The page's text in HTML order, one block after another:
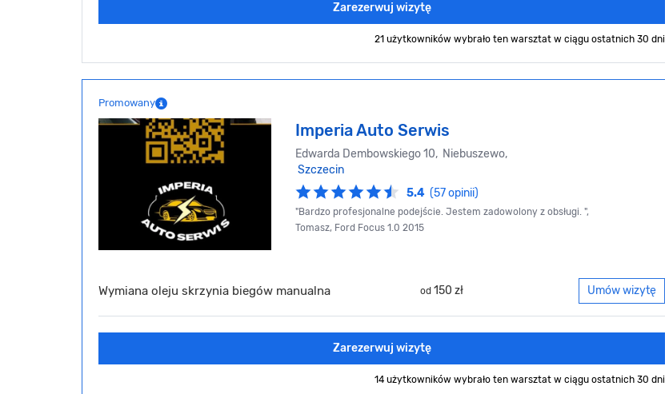
Zarezerwuj wizytę
21 użytkowników wybrało ten warsztat w ciągu ostatnich 30 dni
Promowany
Imperia Auto Serwis
Edwarda Dembowskiego 10, Niebuszewo,
Szczecin
5.4 (57 opinii)
"Bardzo profesjonalne podejście. Jestem zadowolony z obsługi. ",
Tomasz, Ford Focus 1.0 2015
Wymiana oleju skrzynia biegów manualna od 150 zł Umów wizytę
Zarezerwuj wizytę
14 użytkowników wybrało ten warsztat w ciągu ostatnich 30 dni